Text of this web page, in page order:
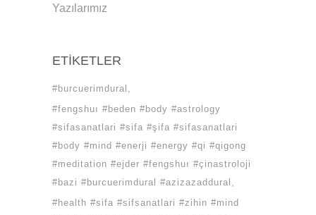
Yazılarımız
ETIKETLER
#burcuerimdural
#fengshuı #beden #body #astrology
#sifasanatlari #sifa #şifa #sifasanatlari
#body #mind #enerji #energy #qi #qigong
#meditation #ejder #fengshuı #çinastroloji
#bazi #burcuerimdural #azizazaddural
#health #sifa #sifsanatlari #zihin #mind